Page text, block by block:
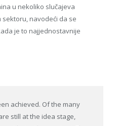
u nekoliko slučajeva
navodeći da se
je to najjednostavnije
achieved. Of the many
still at the idea stage,